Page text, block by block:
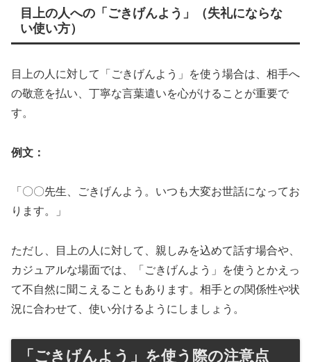
目上の人への「ごきげんよう」（失礼にならな
い使い方）
目上の人に対して「ごきげんよう」を使う場合は、相手へ
の敬意を払い、丁寧な言葉遣いを心がけることが重要で
す。
例文：
「〇〇先生、ごきげんよう。いつも大変お世話になってお
ります。」
ただし、目上の人に対して、親しみを込めて話す場合や、
カジュアルな場面では、「ごきげんよう」を使うとかえっ
て不自然に聞こえることもあります。相手との関係性や状
況に合わせて、使い分けるようにしましょう。
「ごきげんよう」を使う際の注意点